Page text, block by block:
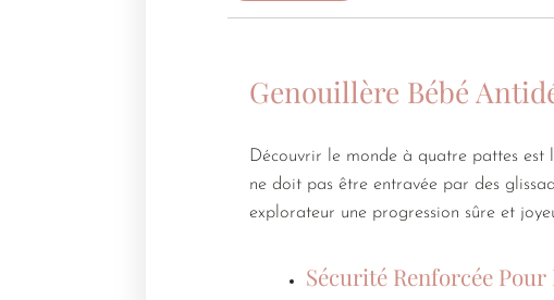
Genouillère Bébé
Découvrir le monde à quatre pattes est
ne doit pas être entravée par des
explorateur une progression sûre et
Sécurité Renforcée